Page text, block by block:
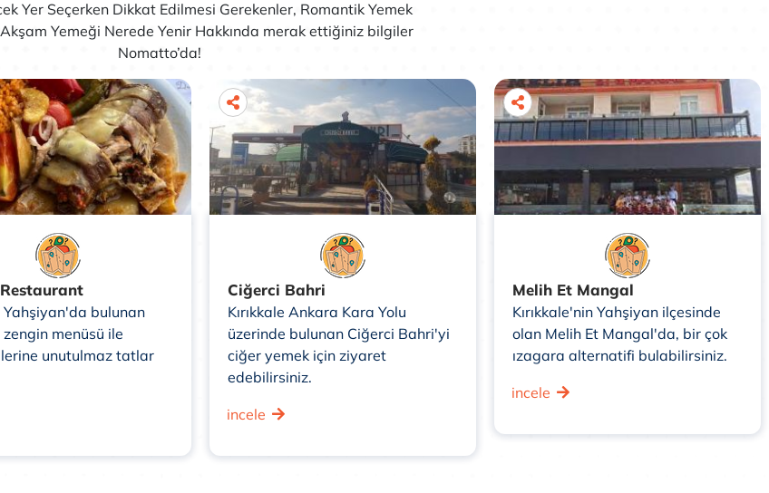
Yer Seçerken Dikkat Edilmesi Gerekenler, Romantik Yemek
Yemeği Nerede Yenir Hakkında merak ettiğiniz bilgiler
Nomatto’da!
Yahşiyan'da bulunan
menüsü ile
unutulmaz tatlar
Ciğerci Bahri
Kırıkkale Ankara Kara Yolu
üzerinde bulunan Ciğerci Bahri'yi
ciğer yemek için ziyaret
edebilirsiniz.
incele
Melih Et Mangal
Kırıkkale'nin Yahşiyan ilçesinde
olan Melih Et Mangal'da, bir çok
ızagara alternatifi bulabilirsiniz.
incele